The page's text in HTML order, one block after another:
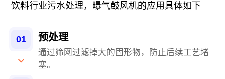
饮料行业污水处理，曝气鼓风机的应用具体如下
01 预处理
通过筛网过滤掉大的固形物，防止后续工艺堵
塞。